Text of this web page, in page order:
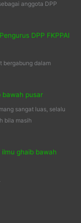
anggota DPP
DPP FKPPAI
bergabung dalam
bawah pusar
sangat luas, selalu
bila masih
ilmu ghaib bawah